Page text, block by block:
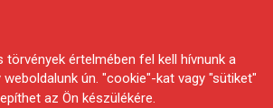
Szövetsége
törvények értelmében fel kell hívnunk a
ún. "cookie"-kat vagy "sütiket"
az Ön készülékére.